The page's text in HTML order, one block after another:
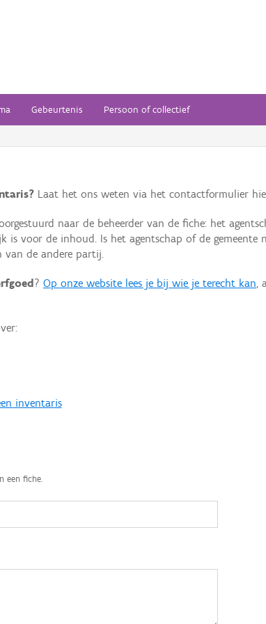
Gebeurtenis Persoon of collectief
Laat het ons weten via het contactformulier
naar de beheerder van de fiche: het
is voor de inhoud. Is het agentschap of de
van de andere partij.
? Op onze website lees je bij wie je terecht kan,
inventaris
een fiche.